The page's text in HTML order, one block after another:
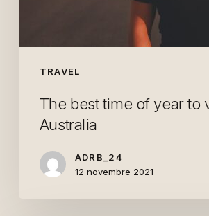
TRAVEL
The best time of year to
Australia
ADRB_24
12 novembre 2021